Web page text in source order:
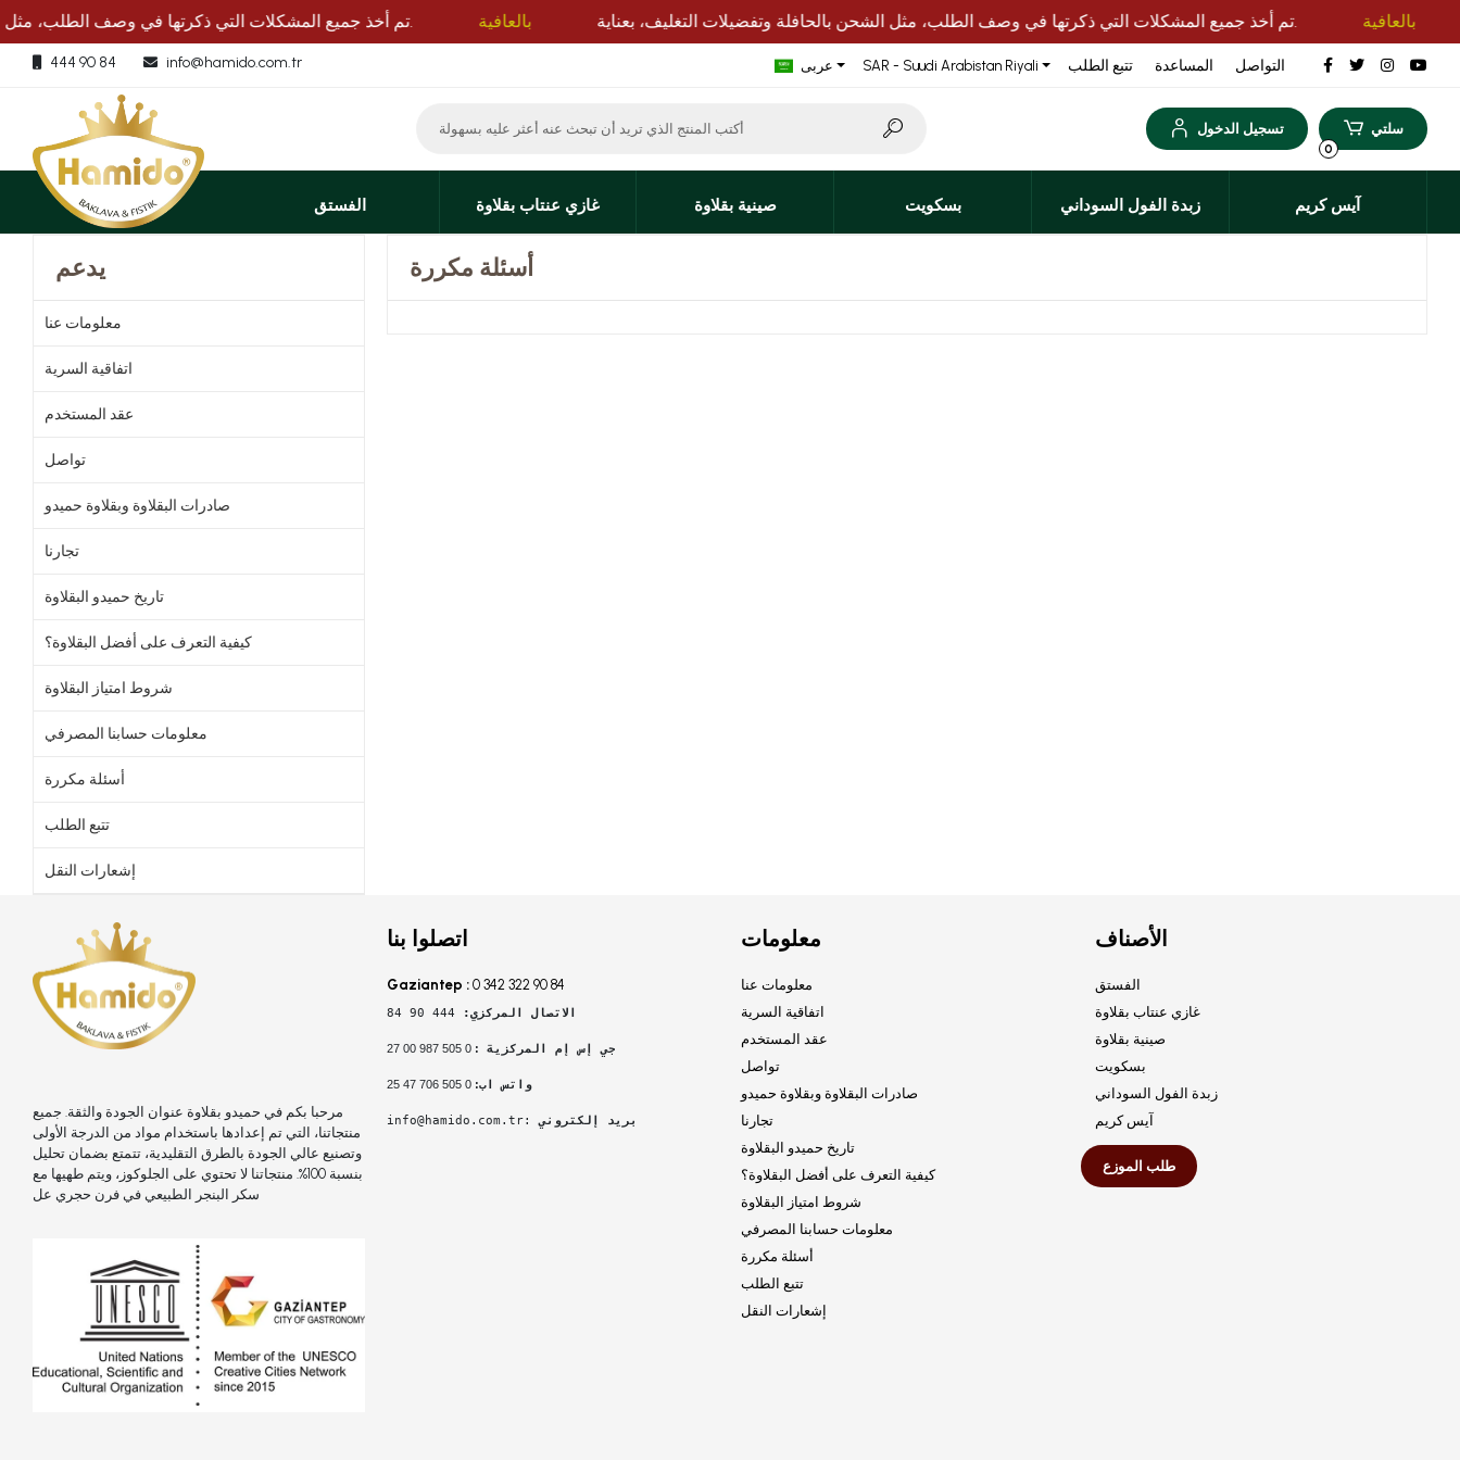
بالعافية بالعافية
444 90 84 info@hamido.com.tr عربى SAR - Suudi Arabistan Riyali تتبع الطلب المساعدة التواصل
تسجيل الدخول
0
سلتي
الفستق غازي عنتاب بقلاوة صينية بقلاوة بسكويت زبدة الفول السوداني آيس كريم
يدعم
معلومات عنا
اتفاقية السرية
عقد المستخدم
تواصل
صادرات البقلاوة وبقلاوة حميدو
تجارنا
تاريخ حميدو البقلاوة
كيفية التعرف على أفضل البقلاوة؟
شروط امتياز البقلاوة
معلومات حسابنا المصرفي
أسئلة مكررة
تتبع الطلب
إشعارات النقل
أسئلة مكررة
مرحبا بكم في حميدو بقلاوة عنوان الجودة والثقة. جميع
منتجاتنا، التي تم إعدادها باستخدام مواد من الدرجة الأولى
وتصنيع عالي الجودة بالطرق التقليدية، تتمتع بضمان تحليل
بنسبة 100%. منتجاتنا لا تحتوي على الجلوكوز، ويتم طهيها مع
سكر البنجر الطبيعي في فرن حجري عل
اتصلوا بنا
Gaziantep : 0 342 322 90 84
الاتصال المركزي: 444 90 84
جي إس إم المركزية :
واتس اب:
بريد إلكتروني :
info@hamido.com.tr
معلومات
معلومات عنا
اتفاقية السرية
عقد المستخدم
تواصل
صادرات البقلاوة وبقلاوة حميدو
تجارنا
تاريخ حميدو البقلاوة
كيفية التعرف على أفضل البقلاوة؟
شروط امتياز البقلاوة
معلومات حسابنا المصرفي
أسئلة مكررة
تتبع الطلب
إشعارات النقل
الأصناف
الفستق
غازي عنتاب بقلاوة
صينية بقلاوة
بسكويت
زبدة الفول السوداني
آيس كريم
طلب الموزع